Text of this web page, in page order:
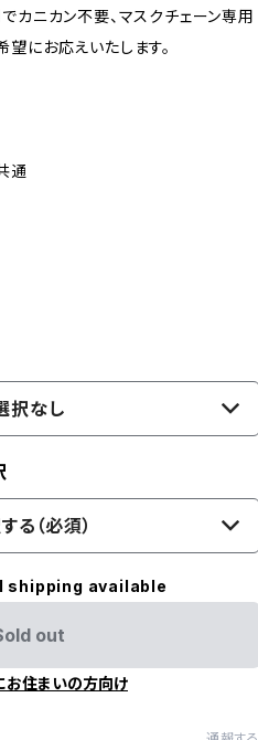
カニカン不要、マスクチェーン専用
にお応えいたします。
通
択なし
る（必須）
shipping available
out
お住まいの方向け